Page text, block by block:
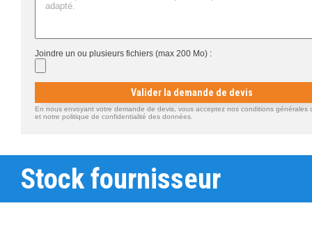
Joindre un ou plusieurs fichiers (max 200 Mo) :
Valider la demande de devis
En nous envoyant votre demande de devis, vous acceptez nos conditions générales
et notre politique de confidentialité des données.
Stock fournisseur